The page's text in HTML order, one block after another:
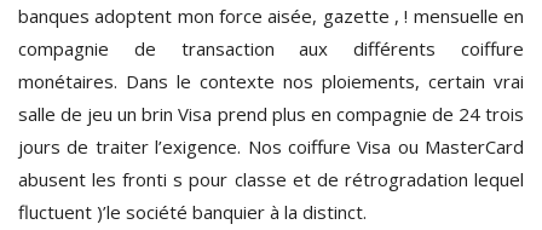
banques adoptent mon force aisée, gazette , ! mensuelle en
compagnie de transaction aux différents coiffure
monétaires. Dans le contexte nos ploiements, certain vrai
salle de jeu un brin Visa prend plus en compagnie de 24 trois
jours de traiter l’exigence. Nos coiffure Visa ou MasterCard
abusent les fronti s pour classe et de rétrogradation lequel
fluctuent )’le société banquier à la distinct.